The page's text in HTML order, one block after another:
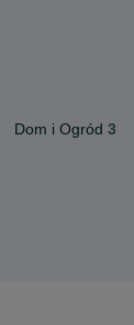
Dom i Ogród 3